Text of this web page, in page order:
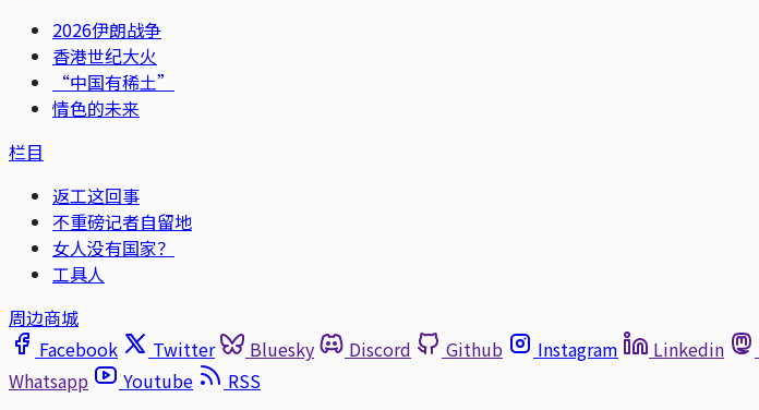
2026伊朗战争
香港世纪大火
“中国有稀土”
情色的未来
栏目
返工这回事
不重磅记者自留地
女人没有国家？
工具人
周边商城
Facebook
Twitter Bluesky Discord Github Instagram Linkedin
Whatsapp
Youtube RSS